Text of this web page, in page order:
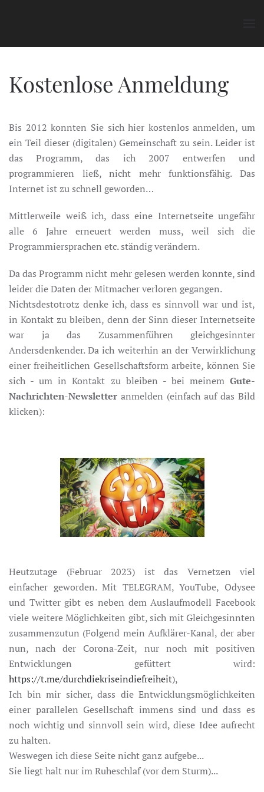
Kostenlose Anmeldung
Bis 2012 konnten Sie sich hier kostenlos anmelden, um
ein Teil dieser (digitalen) Gemeinschaft zu sein. Leider ist
das Programm, das ich 2007 entwerfen und
programmieren ließ, nicht mehr funktionsfähig. Das
Internet ist zu schnell geworden…
Mittlerweile weiß ich, dass eine Internetseite ungefähr
alle 6 Jahre erneuert werden muss, weil sich die
Programmiersprachen etc. ständig verändern.
Da das Programm nicht mehr gelesen werden konnte, sind
leider die Daten der Mitmacher verloren gegangen.
Nichtsdestotrotz denke ich, dass es sinnvoll war und ist,
in Kontakt zu bleiben, denn der Sinn dieser Internetseite
war ja das Zusammenführen gleichgesinnter
Andersdenkender. Da ich weiterhin an der Verwirklichung
einer freiheitlichen Gesellschaftsform arbeite, können Sie
sich - um in Kontakt zu bleiben - bei meinem Gute-
Nachrichten-Newsletter anmelden (einfach auf das Bild
klicken):
Heutzutage (Februar 2023) ist das Vernetzen viel
einfacher geworden. Mit TELEGRAM, YouTube, Odysee
und Twitter gibt es neben dem Auslaufmodell Facebook
viele weitere Möglichkeiten gibt, sich mit Gleichgesinnten
zusammenzutun (Folgend mein Aufklärer-Kanal, der aber
nun, nach der Corona-Zeit, nur noch mit positiven
Entwicklungen gefüttert wird:
https://t.me/durchdiekriseindiefreiheit),
Ich bin mir sicher, dass die Entwicklungsmöglichkeiten
einer parallelen Gesellschaft immens sind und dass es
noch wichtig und sinnvoll sein wird, diese Idee aufrecht
zu halten.
Weswegen ich diese Seite nicht ganz aufgebe...
Sie liegt halt nur im Ruheschlaf (vor dem Sturm)...